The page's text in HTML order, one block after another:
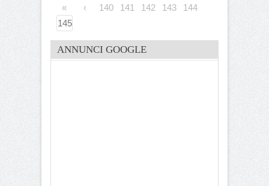
« ‹ 140 141 142 143
144
145
ANNUNCI GOOGLE